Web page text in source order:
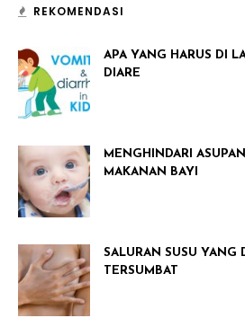
REKOMENDASI
APA YANG HARUS DI
DIARE
MENGHINDARI
MAKANAN BAYI
SALURAN SUSU YANG
TERSUMBAT